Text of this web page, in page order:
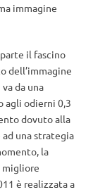
immagine
il fascino
dell’immagine
da una
agli odierni 0,3
dovuto alla
una strategia
la
migliore
è realizzata a